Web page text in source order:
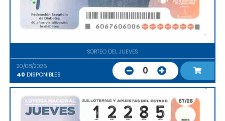
SORTEO DEL JUEVES
20/08/2026
40 DISPONIBLES 0